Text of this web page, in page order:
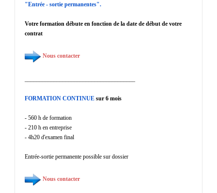
"Entrée - sortie permanentes".
Votre formation débute en fonction de la date de début de votre
contrat
Nous contacter
FORMATION CONTINUE sur 6 mois
- 560 h de formation
- 210 h en entreprise
- 4h20 d'examen final
Entrée-sortie permanente possible sur dossier
Nous contacter